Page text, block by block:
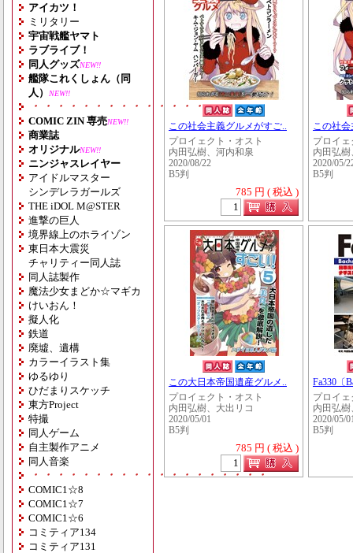
アイカツ！
ミリタリー
宇宙戦艦ヤマト
ラブライブ！
同人グッズNEW!!
艦隊これくしょん（同
人）
NEW!!
・・・・・・・・・・・・・・・・・・・
COMIC ZIN 専売NEW!!
商業誌
オリジナルNEW!!
ニンジャスレイヤー
アイドルマスター
シンデレラガールズ
THE iDOL M@STER
進撃の巨人
境界線上のホライゾン
東日本大震災
チャリティー同人誌
同人誌製作
魔法少女まどか☆マギカ
けいおん！
擬人化
鉄道
廃墟、遺構
カラーイラスト集
ゆるゆり
ひだまりスケッチ
東方Project
特撮
同人ゲーム
自主製作アニメ
同人音楽
・・・・・・・・・・・・・・・・・・・
COMIC1☆8
COMIC1☆7
COMIC1☆6
コミティア134
コミティア131
この社会主義グルメがすご..
プロイェクト・オスト
内田弘樹、河内和泉
2020/08/22
B5判
785 円 ( 税込 )
この社
プロイ
内田弘
2020/05/
B5判
この大日本帝国遺産グルメ..
プロイェクト・オスト
内田弘樹、大出リコ
2020/05/01
B5判
785 円 ( 税込 )
Fa330〔
プロイ
内田弘
2020/05/
B5判